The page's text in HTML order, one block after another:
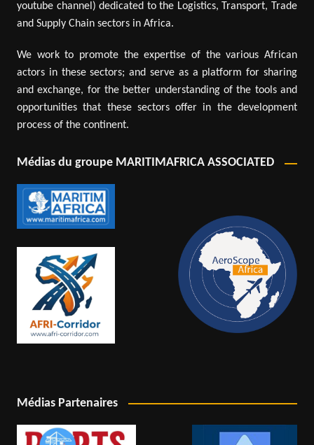
youtube channel) dedicated to the Logistics, Transport, Trade
and Supply Chain sectors in Africa.
We work to promote the expertise of the various African
actors in these sectors; and serve as a platform for sharing
and exchange, for the better understanding of the tools and
opportunities that these sectors offer in the development
process of the continent.
Médias du groupe MARITIMAFRICA ASSOCIATED
Médias Partenaires